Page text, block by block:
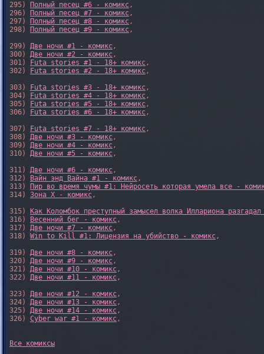
295)
Полный песец #6 - комикс,
296)
Полный песец #7 - комикс,
297)
Полный песец #8 - комикс,
298)
Полный песец #9 - комикс,
299) Две ночи #1 - комикс,
300) Две ночи #2 - комикс,
301)
Futa stories #1 - 18+ комикс,
302)
Futa stories #2 - 18+ комикс,
303)
Futa stories #3 - 18+ комикс,
304)
Futa stories #4 - 18+ комикс,
305)
Futa stories #5 - 18+ комикс,
306)
Futa stories #6 - 18+ комикс,
307)
Futa stories #7 - 18+ комикс,
308) Две ночи #3 - комикс,
309) Две ночи #4 - комикс,
310) Две ночи #5 - комикс,
311) Две ночи #6 - комикс,
312)
Вайн энд Вайна #1 - комикс,
313)
Пир во время чумы #1: Нейросеть которая умела все -
314) Зона X - комикс,
315)
Как Коломбок преступный замысел волка Иллариона
316)
Весенний бег - комикс,
317) Две ночи #7 - комикс,
318) Win to Kill #1: Лицензия на убийство - комикс,
319) Две ночи #8 - комикс,
320) Две ночи #9 - комикс,
321) Две ночи #10 - комикс,
322) Две ночи #11 - комикс,
323) Две ночи #12 - комикс,
324) Две ночи #13 - комикс,
325) Две ночи #14 - комикс,
326) Cyber war #1 - комикс,
Все комиксы